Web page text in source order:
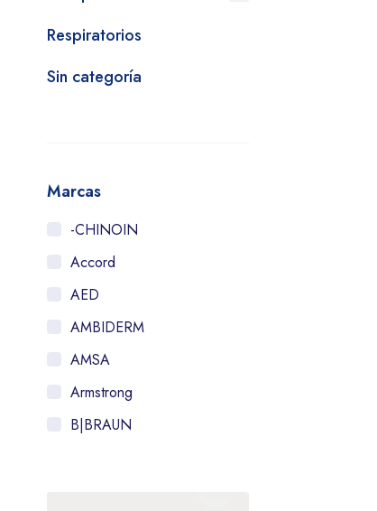
Respiratorios
Sin categoría
Marcas
-CHINOIN
Accord
AED
AMBIDERM
AMSA
Armstrong
B|BRAUN